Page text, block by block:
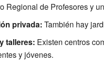
Regional de Profesores y
privada: También hay
talleres: Existen centros
y jóvenes.